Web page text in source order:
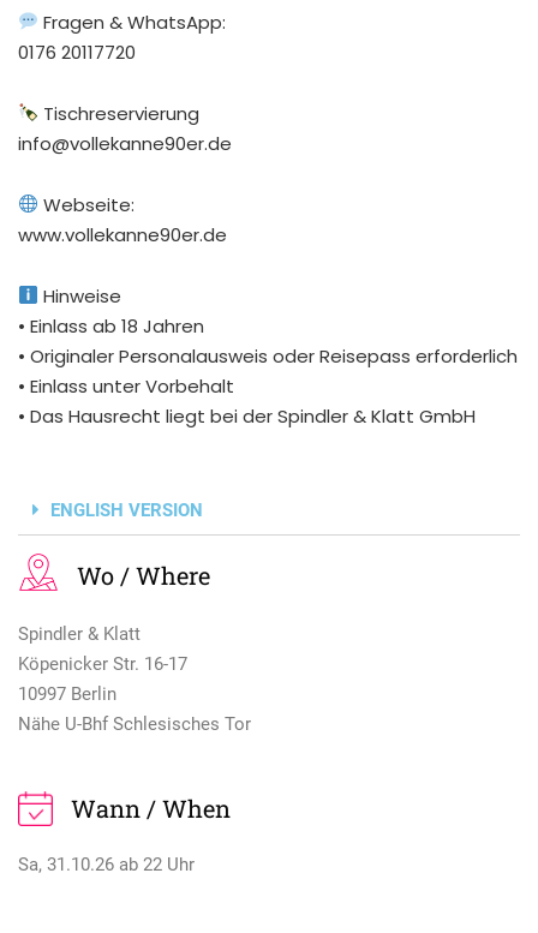
Fragen & WhatsApp:
0176 20117720
Tischreservierung
info@vollekanne90er.de
Webseite:
www.vollekanne90er.de
Hinweise
• Einlass ab 18 Jahren
• Originaler Personalausweis oder Reisepass erforderlich
• Einlass unter Vorbehalt
• Das Hausrecht liegt bei der Spindler & Klatt GmbH
ENGLISH VERSION
Wo / Where
Spindler & Klatt
Köpenicker Str. 16-17
10997 Berlin
Nähe U-Bhf Schlesisches Tor
Wann / When
Sa, 31.10.26 ab 22 Uhr